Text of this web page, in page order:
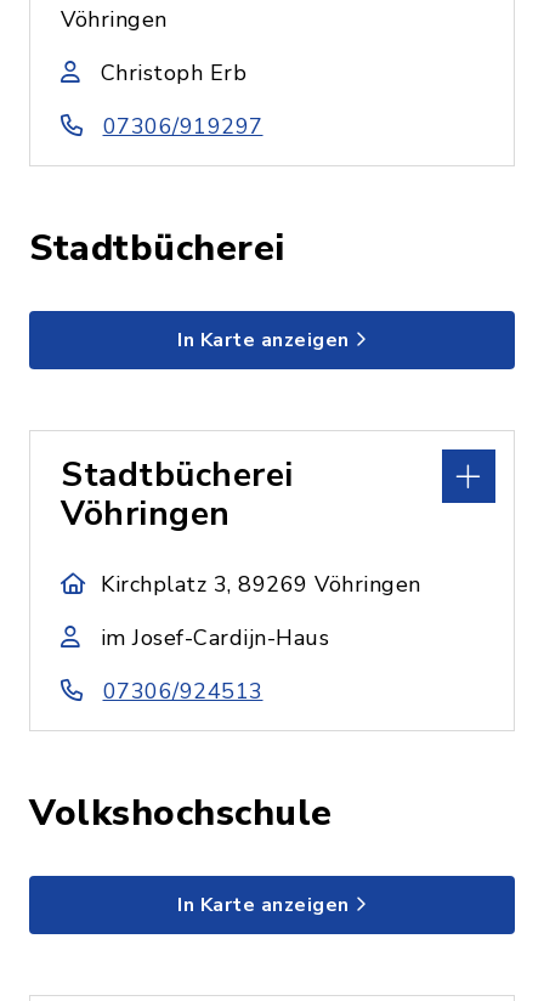
Vöhringen
Christoph Erb
07306/919297
Stadtbücherei
In Karte anzeigen
Stadtbücherei
Vöhringen
Kirchplatz 3, 89269 Vöhringen
im Josef-Cardijn-Haus
07306/924513
Volkshochschule
In Karte anzeigen